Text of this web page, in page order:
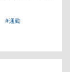
#通勤